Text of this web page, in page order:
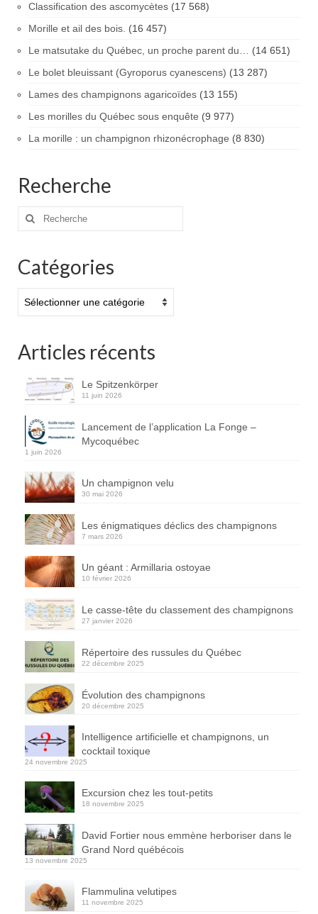
Classification des ascomycètes (17 568)
Morille et ail des bois. (16 457)
Le matsutake du Québec, un proche parent du… (14 651)
Le bolet bleuissant (Gyroporus cyanescens) (13 287)
Lames des champignons agaricoïdes (13 155)
Les morilles du Québec sous enquête (9 977)
La morille : un champignon rhizonécrophage (8 830)
Recherche
Rechercher
Catégories
Articles récents
Le Spitzenkörper
11 juin 2026
Lancement de l’application La Fonge –
Mycoquébec
1 juin 2026
Un champignon velu
30 mai 2026
Les énigmatiques déclics des champignons
7 mars 2026
Un géant : Armillaria ostoyae
10 février 2026
Le casse-tête du classement des champignons
27 janvier 2026
Répertoire des russules du Québec
22 décembre 2025
Évolution des champignons
20 décembre 2025
Intelligence artificielle et champignons, un
cocktail toxique
24 novembre 2025
Excursion chez les tout-petits
18 novembre 2025
David Fortier nous emmène herboriser dans le
Grand Nord québécois
13 novembre 2025
Flammulina velutipes
11 novembre 2025